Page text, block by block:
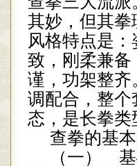
其妙，但其
风格特点是
致，刚柔兼
谨，功架整
调配合，整
态，是长拳类
查拳的基
（一）